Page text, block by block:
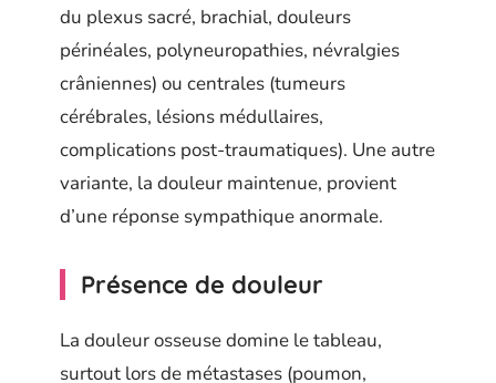
du plexus sacré, brachial, douleurs
périnéales, polyneuropathies, névralgies
crâniennes) ou centrales (tumeurs
cérébrales, lésions médullaires,
complications post-traumatiques). Une autre
variante, la douleur maintenue, provient
d’une réponse sympathique anormale.
Présence de douleur
La douleur osseuse domine le tableau,
surtout lors de métastases (poumon,